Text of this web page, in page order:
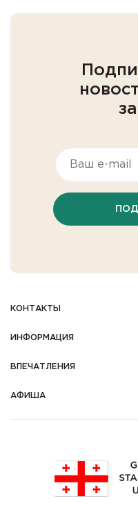
КОНТАКТЫ
ИНФОРМАЦИЯ
ВПЕЧАТЛЕНИЯ
АФИША